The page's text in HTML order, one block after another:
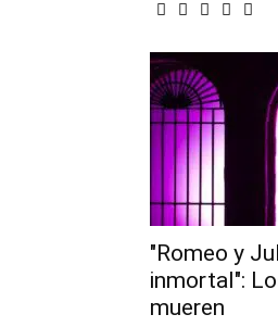
"Romeo y
inmortal":
mueren